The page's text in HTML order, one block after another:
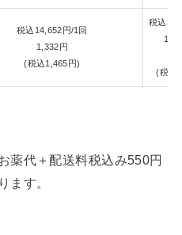
税込 14,652円/1回
1,332円
(税込1,465円)
税込
1錠
(税込
薬代＋配送料税込み550円
ます。